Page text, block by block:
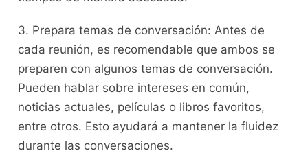
3. Prepara temas de conversación: Antes de
cada‌ reunión, es recomendable ⁤que ambos se‍
preparen con algunos temas de conversación.
Pueden⁤ hablar ‍sobre⁣ intereses en⁣ común,
noticias actuales, películas o libros favoritos,
⁣entre ⁣otros. Esto ayudará a ⁣mantener⁣ la‍ fluidez
durante⁢ las ⁢conversaciones.